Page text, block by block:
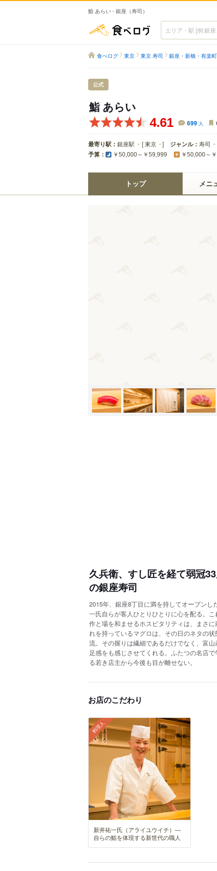
鮨 あらい - 銀座（寿司）
食べログ
食べログ 東京 東京 寿司 銀座・新橋・有楽
公式
鮨 あらい
4.61 699 人
最寄り駅： 銀座駅 [東京 ] ジャンル： 寿司
予算： ￥50,000～￥59,999 ￥50,000～
トップ メニ
久兵衛、すし匠を経て弱冠
の銀座寿司
2015年、銀座8丁目に満を持してオープン
一氏自らが客人ひとりひとりに心を配る。
作と場を和ませるホスピタリティは、まさ
れを持っているマグロは、その日のネタの
流。その握りは繊細であるだけでなく、富
足感をも感じさせてくれる。ふたつの名店
る若き店主から今後も目が離せない。
お店のこだわり
料理人
新井祐一氏（アライユウイチ）―
自らの鮨を体現する新世代の職人